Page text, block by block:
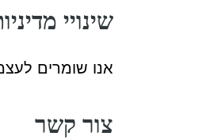
שינויי
אנו שומרים
צור קשר